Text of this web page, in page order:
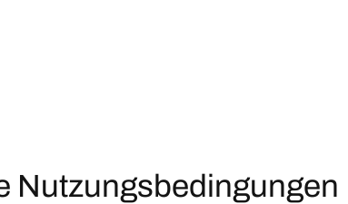
Nutzungsbedingungen